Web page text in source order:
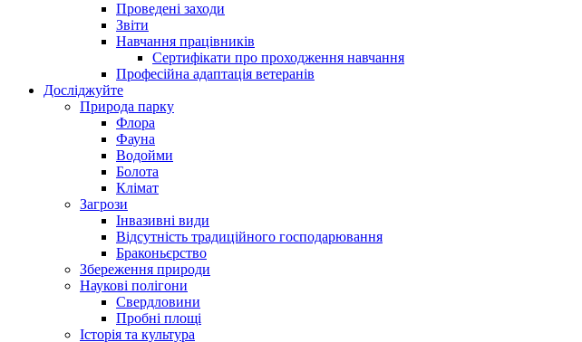
Проведені заходи
Звіти
Навчання працівників
Сертифікати про проходження навчання
Професійна адаптація ветеранів
Досліджуйте
Природа парку
Флора
Фауна
Водойми
Болота
Клімат
Загрози
Інвазивні види
Відсутність традиційного господарювання
Браконьєрство
Збереження природи
Наукові полігони
Свердловини
Пробні площі
Історія та культура